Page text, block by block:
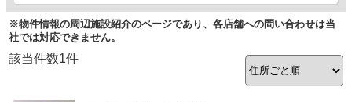
※物件情報の周辺施設紹介のページであり、各店舗への問い合わせは当
社では対応できません。
該当件数1件